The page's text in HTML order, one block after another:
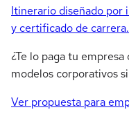
Itinerario diseñado por
y certificado de carrera.
¿Te lo paga tu
modelos corporativos
Ver propuesta para